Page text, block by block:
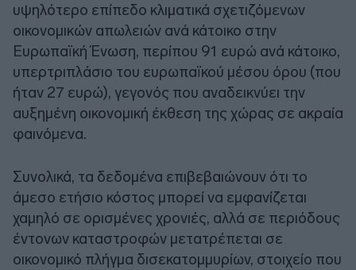
υψηλότερο επίπεδο κλιματικά σχετιζόμενων
οικονομικών απωλειών ανά κάτοικο στην
Ευρωπαϊκή Ένωση, περίπου 91 ευρώ ανά κάτοικο,
υπερτριπλάσιο του ευρωπαϊκού μέσου όρου (που
ήταν 27 ευρώ), γεγονός που αναδεικνύει την
αυξημένη οικονομική έκθεση της χώρας σε ακραία
φαινόμενα.
Συνολικά, τα δεδομένα επιβεβαιώνουν ότι το
άμεσο ετήσιο κόστος μπορεί να εμφανίζεται
χαμηλό σε ορισμένες χρονιές, αλλά σε περιόδους
έντονων καταστροφών μετατρέπεται σε
οικονομικό πλήγμα δισεκατομμυρίων, στοιχείο που